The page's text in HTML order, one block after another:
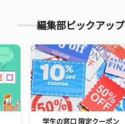
編集部ピックアップ
学生の窓口 限定クーポン